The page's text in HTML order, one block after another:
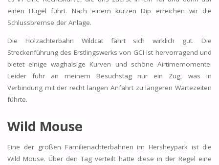
einen Hügel führt. Nach einem kurzen Dip erreichen wir die
Schlussbremse der Anlage.
Die Holzachterbahn Wildcat fährt sich wirklich gut. Die
Streckenführung des Erstlingswerks von GCI ist hervorragend und
bietet einige waghalsige Kurven und schöne Airtimemomente.
Leider fuhr an meinem Besuchstag nur ein Zug, was in
Verbindung mit der recht langen Anfahrt zu längeren Wartezeiten
führte.
Wild Mouse
Eine der großen Familienachterbahnen im Hersheypark ist die
Wild Mouse. Über den Tag verteilt hatte diese in der Regel eine